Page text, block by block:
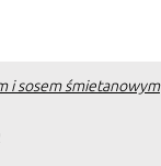
i sosem śmietanowym